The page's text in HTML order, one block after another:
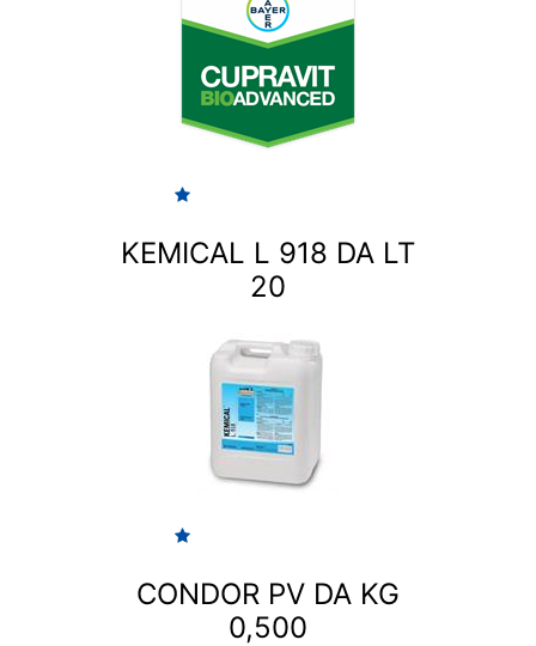
KEMICAL L 918 DA LT
20
CONDOR PV DA KG
0,500